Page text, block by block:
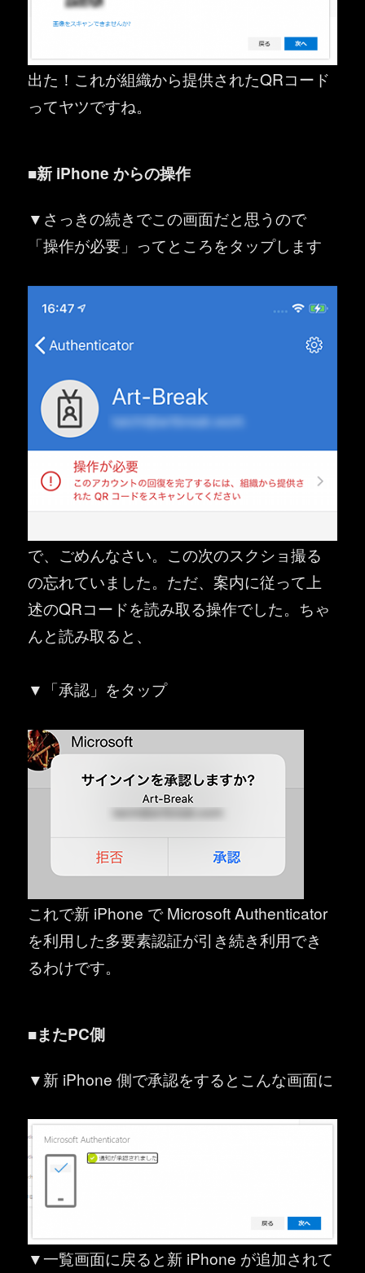
出た！これが組織から提供されたQRコード
ってヤツですね。
■新 iPhone からの操作
▼さっきの続きでこの画面だと思うので
「操作が必要」ってところをタップします
で、ごめんなさい。この次のスクショ撮る
の忘れていました。ただ、案内に従って上
述のQRコードを読み取る操作でした。ちゃ
んと読み取ると、
▼「承認」をタップ
これで新 iPhone で Microsoft Authenticator
を利用した多要素認証が引き続き利用でき
るわけです。
■またPC側
▼新 iPhone 側で承認をするとこんな画面に
▼一覧画面に戻ると新 iPhone が追加されて